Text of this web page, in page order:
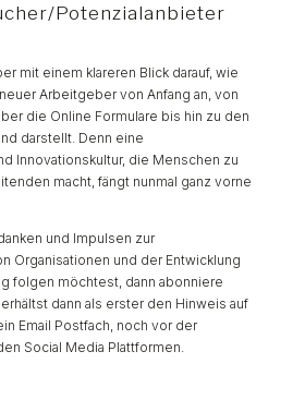
Potenzialanbieter
mit einem klareren Blick darauf, wie
Arbeitgeber von Anfang an, von
die Online Formulare bis hin zu den
darstellt. Denn eine
Innovationskultur, die Menschen zu
macht, fängt nunmal ganz vorne
und Impulsen zur
Organisationen und der Entwicklung
folgen möchtest, dann abonniere
erhältst dann als erster den Hinweis auf
Email Postfach, noch vor der
Social Media Plattformen.